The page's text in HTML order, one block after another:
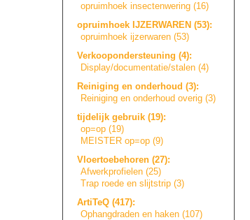
opruimhoek insectenwering (16)
opruimhoek IJZERWAREN (53):
opruimhoek ijzerwaren (53)
Verkoopondersteuning (4):
Display/documentatie/stalen (4)
Reiniging en onderhoud (3):
Reiniging en onderhoud overig (3)
tijdelijk gebruik (19):
op=op (19)
MEISTER op=op (9)
Vloertoebehoren (27):
Afwerkprofielen (25)
Trap roede en slijtstrip (3)
ArtiTeQ (417):
Ophangdraden en haken (107)